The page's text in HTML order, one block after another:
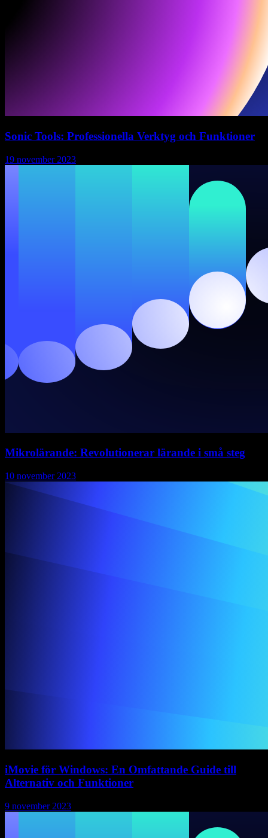
Sonic Tools: Professionella Verktyg och Funktioner
19 november 2023
Mikrolärande: Revolutionerar lärande i små steg
10 november 2023
iMovie för Windows: En Omfattande Guide till
Alternativ och Funktioner
9 november 2023